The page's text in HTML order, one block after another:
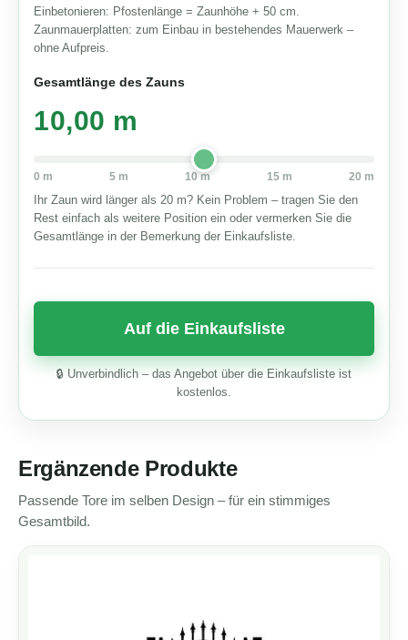
Einbetonieren: Pfostenlänge = Zaunhöhe + 50 cm.
Zaunmauerplatten: zum Einbau in bestehendes Mauerwerk –
ohne Aufpreis.
Gesamtlänge des Zauns
10,00 m
0 m 5 m 10 m 15 m
20 m
Ihr Zaun wird länger als 20 m? Kein Problem – tragen Sie den
Rest einfach als weitere Position ein oder vermerken Sie die
Gesamtlänge in der Bemerkung der Einkaufsliste.
🔒 Unverbindlich – das Angebot über die Einkaufsliste ist
kostenlos.
Ergänzende Produkte
Passende Tore im selben Design – für ein stimmiges
Gesamtbild.